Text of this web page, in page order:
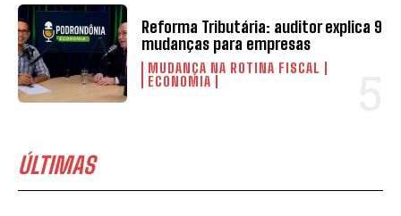
Reforma Tributária: auditor explica 9
mudanças para empresas
MUDANÇA NA ROTINA FISCAL
ECONOMIA
ÚLTIMAS